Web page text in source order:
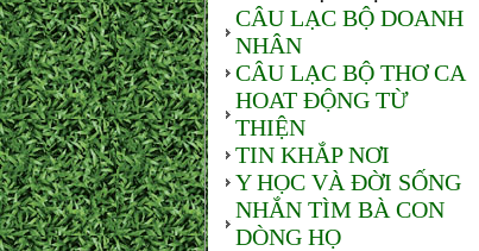
CÂU LẠC BỘ DOANH
NHÂN
CÂU LẠC BỘ THƠ CA
HOAT ĐỘNG TỪ
THIỆN
TIN KHẮP NƠI
Y HỌC VÀ ĐỜI SỐNG
NHẮN TÌM BÀ CON
DÒNG HỌ